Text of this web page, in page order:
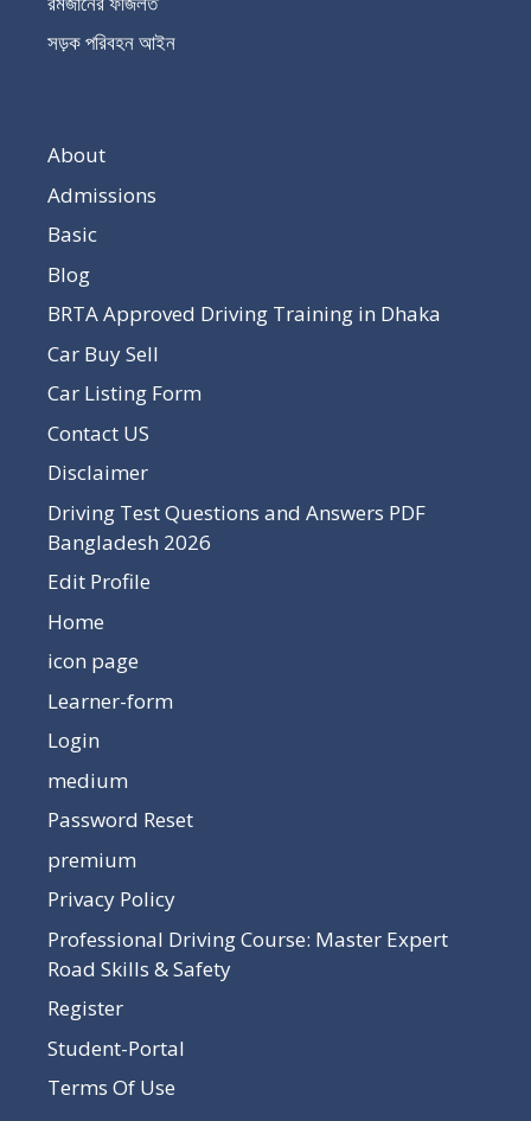
সড়ক পরিবহন আইন
About
Admissions
Basic
Blog
BRTA Approved Driving Training in Dhaka
Car Buy Sell
Car Listing Form
Contact US
Disclaimer
Driving Test Questions and Answers PDF
Bangladesh 2026
Edit Profile
Home
icon page
Learner-form
Login
medium
Password Reset
premium
Privacy Policy
Professional Driving Course: Master Expert
Road Skills & Safety
Register
Student-Portal
Terms Of Use